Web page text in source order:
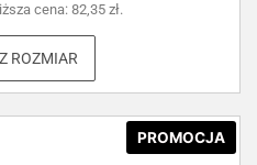
cena: 82,35 zł.
ROZMIAR
PROMOCJA